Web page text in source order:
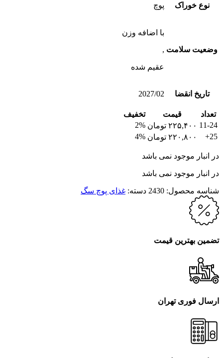
نوع خوراک پوچ
وضعیت سلامت
با اضافه وزن
,
عقیم شده
تاریخ انقضا 2027/02
تعداد قیمت
تخفیف
11-24 ۲۲۵,۴۰۰ تومان 2%
25+
۲۲۰,۸۰۰ تومان 4%
در انبار موجود نمی باشد
در انبار موجود نمی باشد
شناسه محصول: 2430 دسته: غذای پوچ سگ
تضمین بهترین قیمت
ارسال فوری تهران